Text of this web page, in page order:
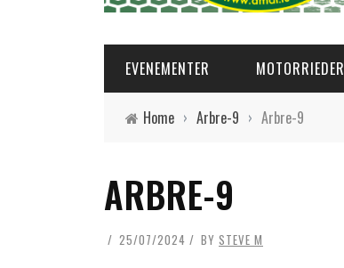
EVENEMENTER MOTORRIEDER
Home › Arbre-9 › Arbre-9
ARBRE-9
25/07/2024 BY STEVE M